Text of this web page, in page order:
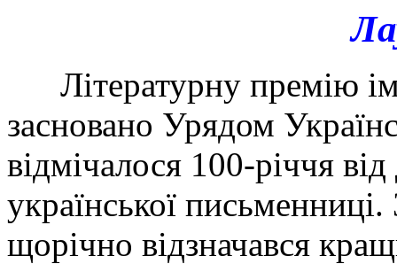
Літературну премію
засновано Урядом
відмічалося 100-річчя
української
щорічно відзначався